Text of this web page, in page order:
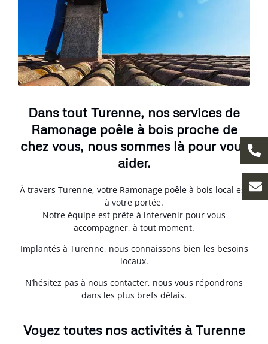
Dans tout Turenne, nos services de
Ramonage poêle à bois proche de
chez vous, nous sommes là pour vous
aider.
À travers Turenne, votre Ramonage poêle à bois local est
à votre portée.
Notre équipe est prête à intervenir pour vous
accompagner, à tout moment.
Implantés à Turenne, nous connaissons bien les besoins
locaux.
N’hésitez pas à nous contacter, nous vous répondrons
dans les plus brefs délais.
Voyez toutes nos activités à Turenne